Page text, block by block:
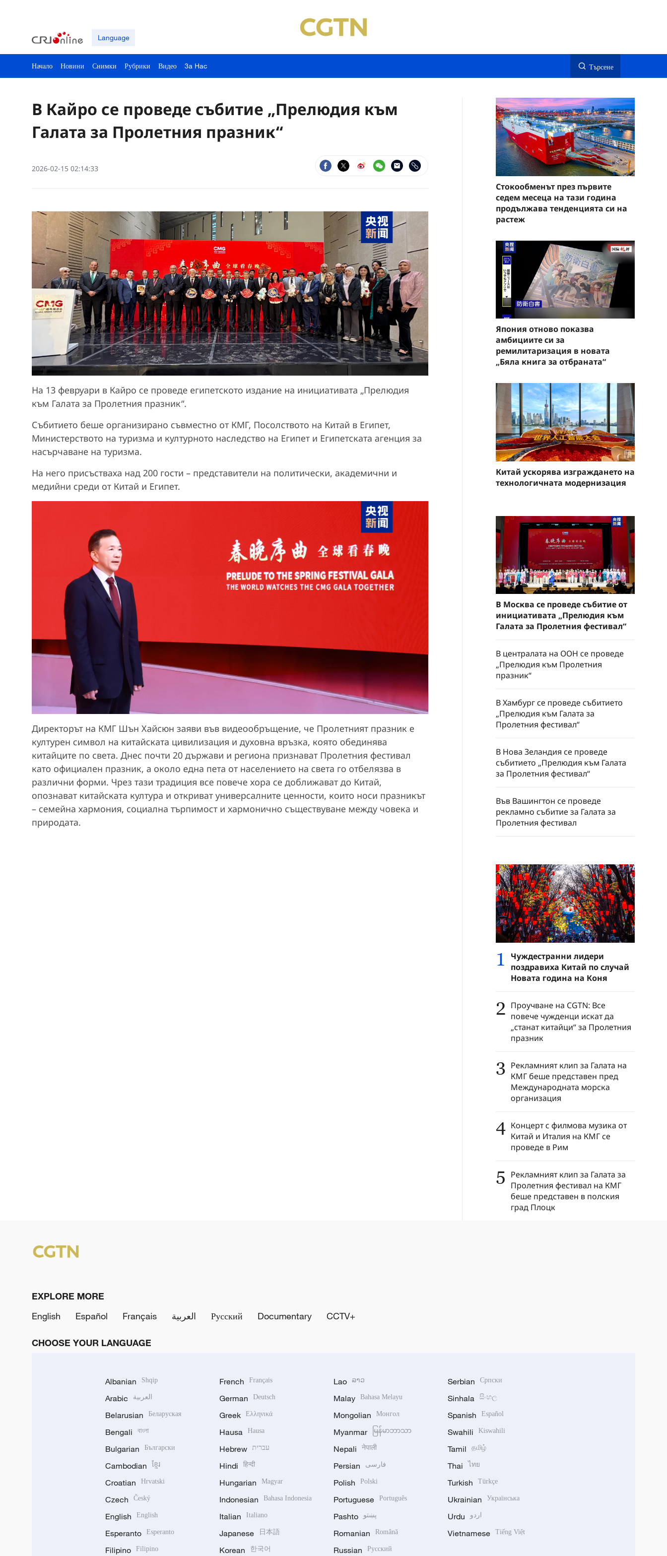
Language
Начало Новини Снимки Рубрики Видео 3a Hac Търсене
В Кайро се проведе събитие „Прелюдия към
Галата за Пролетния празник“
2026-02-15 02:14:33
На 13 февруари в Кайро се проведе египетското издание на инициативата „Прелюдия
към Галата за Пролетния празник“.
Събитието беше организирано съвместно от КМГ, Посолството на Китай в Египет,
Министерството на туризма и културното наследство на Египет и Египетската агенция за
насърчаване на туризма.
На него присъстваха над 200 гости – представители на политически, академични и
медийни среди от Китай и Египет.
Директорът на КМГ Шън Хайсюн заяви във видеообръщение, че Пролетният празник е
културен символ на китайската цивилизация и духовна връзка, която обединява
китайците по света. Днес почти 20 държави и региона признават Пролетния фестивал
като официален празник, а около една пета от населението на света го отбелязва в
различни форми. Чрез тази традиция все повече хора се доближават до Китай,
опознават китайската култура и откриват универсалните ценности, които носи празникът
– семейна хармония, социална търпимост и хармонично съществуване между човека и
природата.
Стокообменът през първите
седем месеца на тази година
продължава тенденцията си на
растеж
Япония отново показва
амбициите си за
ремилитаризация в новата
„Бяла книга за отбраната“
Китай ускорява изграждането на
технологичната модернизация
В Москва се проведе събитие от
инициативата „Прелюдия към
Галата за Пролетния фестивал“
В централата на ООН се проведе
„Прелюдия към Пролетния
празник“
В Хамбург се проведе събитието
„Прелюдия към Галата за
Пролетния фестивал“
В Нова Зеландия се проведе
събитието „Прелюдия към Галата
за Пролетния фестивал“
Във Вашингтон се проведе
рекламно събитие за Галата за
Пролетния фестивал
1
Чуждестранни лидери
поздравиха Китай по случай
Новата година на Коня
2 Проучване на CGTN: Все
повече чужденци искат да
„станат китайци“ за Пролетния
празник
3 Рекламният клип за Галата на
КМГ беше представен пред
Международната морска
организация
4 Концерт с филмова музика от
Китай и Италия на КМГ се
проведе в Рим
5 Рекламният клип за Галата за
Пролетния фестивал на КМГ
беше представен в полския
град Плоцк
EXPLORE MORE
English
Español Français العربية Русский Documentary CCTV+
CHOOSE YOUR LANGUAGE
Albanian Shqip
Arabic العربية
Belarusian Беларуская
Bengali বাংলা
Bulgarian Български
Cambodian ខ្មែរ
Croatian Hrvatski
Czech Český
English English
Esperanto Esperanto
Filipino Filipino
French Français
German Deutsch
Greek Ελληνικά
Hausa Hausa
Hebrew עברית
Hindi हिन्दी
Hungarian Magyar
Indonesian Bahasa Indonesia
Italian Italiano
Japanese 日本語
Korean 한국어
Lao ລາວ
Malay Bahasa Melayu
Mongolian Монгол
Myanmar မြန်မာဘာသာ
Nepali नेपाली
Persian فارسی
Polish Polski
Portuguese Português
Pashto پښتو
Romanian Română
Russian Русский
Serbian Српски
Sinhala සිංහල
Spanish Español
Swahili Kiswahili
Tamil தமிழ்
Thai ไทย
Turkish Türkçe
Ukrainian Українська
Urdu اردو
Vietnamese Tiếng Việt